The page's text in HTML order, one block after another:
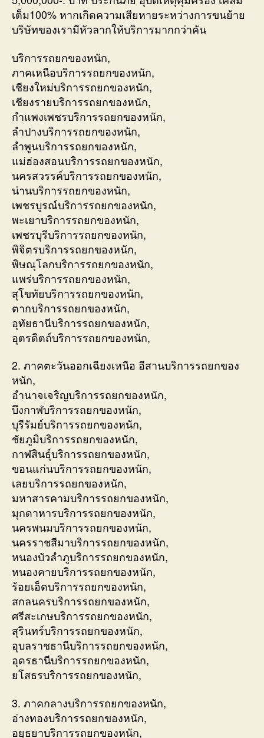
เต็ม100% หากเกิดความเสียหายระหว่างการขนย้าย
บริษัทของเรามีหัวลากให้บริการมากกว่าคัน
บริการรถยกของหนัก,
ภาคเหนือบริการรถยกของหนัก,
เชียงใหม่บริการรถยกของหนัก,
เชียงรายบริการรถยกของหนัก,
กำแพงเพชรบริการรถยกของหนัก,
ลำปางบริการรถยกของหนัก,
ลำพูนบริการรถยกของหนัก,
แม่ฮ่องสอนบริการรถยกของหนัก,
นครสวรรค์บริการรถยกของหนัก,
น่านบริการรถยกของหนัก,
เพชรบูรณ์บริการรถยกของหนัก,
พะเยาบริการรถยกของหนัก,
เพชรบุรีบริการรถยกของหนัก,
พิจิตรบริการรถยกของหนัก,
พิษณุโลกบริการรถยกของหนัก,
แพร่บริการรถยกของหนัก,
สุโขทัยบริการรถยกของหนัก,
ตากบริการรถยกของหนัก,
อุทัยธานีบริการรถยกของหนัก,
อุตรดิตถ์บริการรถยกของหนัก,
2. ภาคตะวันออกเฉียงเหนือ อีสานบริการรถยกของ
หนัก,
อำนาจเจริญบริการรถยกของหนัก,
บึงกาฬบริการรถยกของหนัก,
บุรีรัมย์บริการรถยกของหนัก,
ชัยภูมิบริการรถยกของหนัก,
กาฬสินธุ์บริการรถยกของหนัก,
ขอนแก่นบริการรถยกของหนัก,
เลยบริการรถยกของหนัก,
มหาสารคามบริการรถยกของหนัก,
มุกดาหารบริการรถยกของหนัก,
นครพนมบริการรถยกของหนัก,
นครราชสีมาบริการรถยกของหนัก,
หนองบัวลำภูบริการรถยกของหนัก,
หนองคายบริการรถยกของหนัก,
ร้อยเอ็ดบริการรถยกของหนัก,
สกลนครบริการรถยกของหนัก,
ศรีสะเกษบริการรถยกของหนัก,
สุรินทร์บริการรถยกของหนัก,
อุบลราชธานีบริการรถยกของหนัก,
อุดรธานีบริการรถยกของหนัก,
ยโสธรบริการรถยกของหนัก,
3. ภาคกลางบริการรถยกของหนัก,
อ่างทองบริการรถยกของหนัก,
อยุธยาบริการรถยกของหนัก,